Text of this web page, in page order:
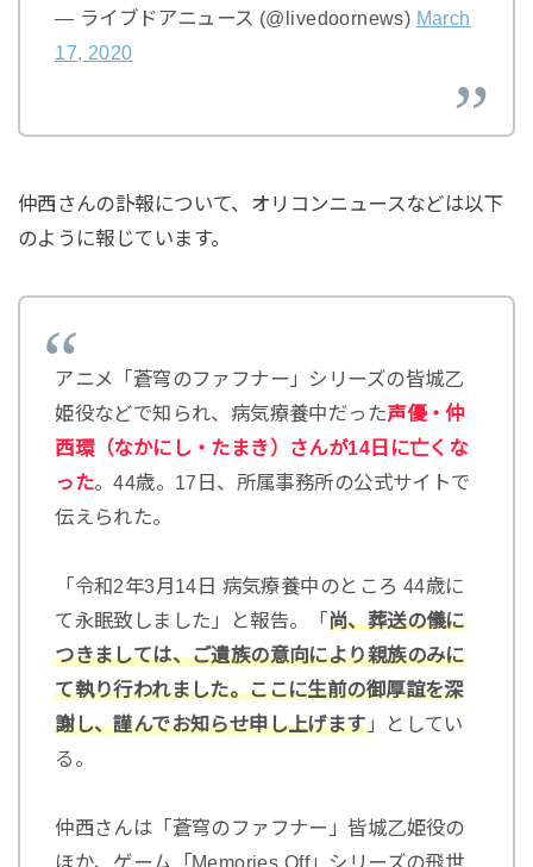
— ライブドアニュース (@livedoornews) March
17, 2020
仲西さんの訃報について、オリコンニュースなどは以下
のように報じています。
アニメ「蒼穹のファフナー」シリーズの皆城乙
姫役などで知られ、病気療養中だった声優・仲
西環（なかにし・たまき）さんが14日に亡くな
った。44歳。17日、所属事務所の公式サイトで
伝えられた。
「令和2年3月14日 病気療養中のところ 44歳に
て永眠致しました」と報告。「尚、葬送の儀に
つきましては、ご遺族の意向により親族のみに
て執り行われました。ここに生前の御厚誼を深
謝し、謹んでお知らせ申し上げます」としてい
る。
仲西さんは「蒼穹のファフナー」皆城乙姫役の
ほか、ゲーム「Memories Off」シリーズの飛世